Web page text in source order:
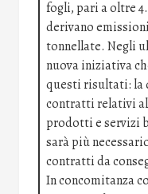
fogli, pari a oltre
derivano
tonnellate. Negli
nuova iniziativa
questi risultati: la
contratti relativi
prodotti e servizi
sarà più
contratti da
In concomitanza